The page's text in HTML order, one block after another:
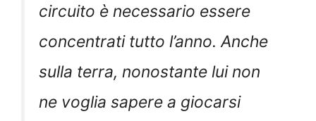
circuito è necessario essere
concentrati tutto l’anno. Anche
sulla terra, nonostante lui non
ne voglia sapere a giocarsi